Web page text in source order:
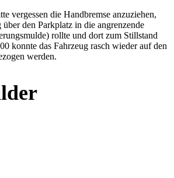
vergessen die Handbremse anzuziehen,
den Parkplatz in die angrenzende
rollte und dort zum Stillstand
konnte das Fahrzeug rasch wieder auf den
werden.